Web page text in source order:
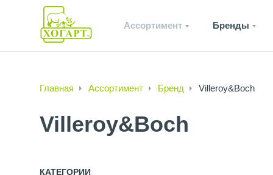
Ассортимент Бренды
Главная Ассортимент Бренд Villeroy&Boch
Villeroy&Boch
КАТЕГОРИИ